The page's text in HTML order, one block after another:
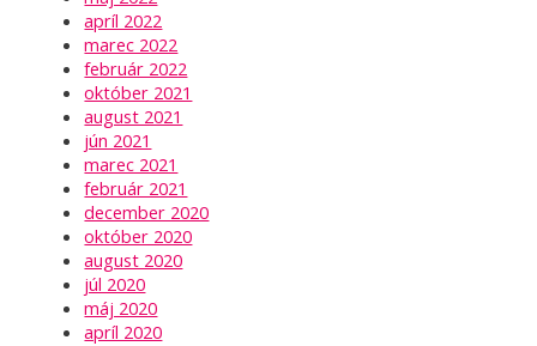
apríl 2022
marec 2022
február 2022
október 2021
august 2021
jún 2021
marec 2021
február 2021
december 2020
október 2020
august 2020
júl 2020
máj 2020
apríl 2020